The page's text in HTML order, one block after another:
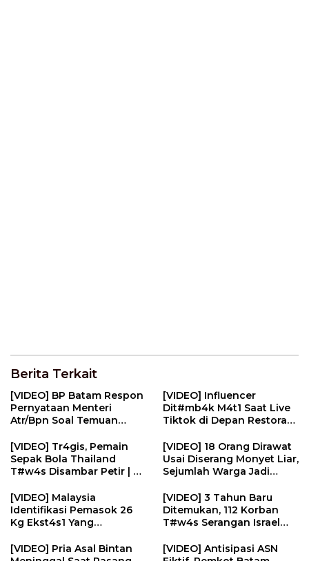
Berita Terkait
[VIDEO] BP Batam Respon
Pernyataan Menteri
Atr/Bpn Soal Temuan
[VIDEO] Influencer
Dit#mb4k M4t1 Saat Live
Tiktok di Depan Restoran
[VIDEO] Tr4gis, Pemain
Sepak Bola Thailand
T#w4s Disambar Petir | U-
[VIDEO] 18 Orang Dirawat
Usai Diserang Monyet Liar,
Sejumlah Warga Jadi
[VIDEO] Malaysia
Identifikasi Pemasok 26
Kg Ekst4s1 Yang
Indonesia | U-NEWS
[VIDEO] 3 Tahun Baru
Ditemukan, 112 Korban
T#w4s Serangan Israel
[VIDEO] Pria Asal Bintan
[VIDEO] Antisipasi ASN